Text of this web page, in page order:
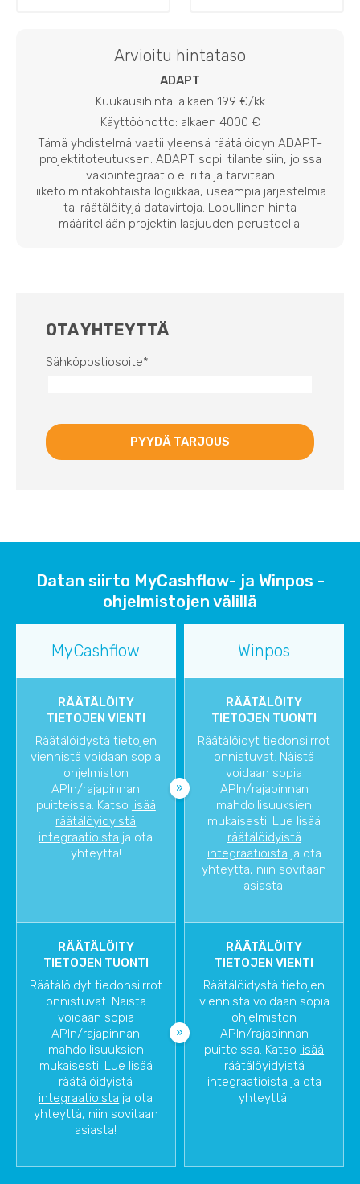
Arvioitu hintataso
ADAPT
Kuukausihinta: alkaen 199 €/kk
Käyttöönotto: alkaen 4000 €
Tämä yhdistelmä vaatii yleensä räätälöidyn ADAPT-
projektitoteutuksen. ADAPT sopii tilanteisiin, joissa
vakiointegraatio ei riitä ja tarvitaan
liiketoimintakohtaista logiikkaa, useampia järjestelmiä
tai räätälöityjä datavirtoja. Lopullinen hinta
määritellään projektin laajuuden perusteella.
OTA YHTEYTTÄ
Sähköpostiosoite*
Datan siirto MyCashflow- ja Winpos -
ohjelmistojen välillä
MyCashflow Winpos
RÄÄTÄLÖITY
TIETOJEN VIENTI
Räätälöidystä tietojen
viennistä voidaan sopia
ohjelmiston
APIn/rajapinnan
puitteissa. Katso lisää
räätälöyidyistä
integraatioista ja ota
yhteyttä!
RÄÄTÄLÖITY
TIETOJEN TUONTI
Räätälöidyt tiedonsiirrot
onnistuvat. Näistä
voidaan sopia
APIn/rajapinnan
mahdollisuuksien
mukaisesti. Lue lisää
räätälöidyistä
integraatioista ja ota
yhteyttä, niin sovitaan
asiasta!
RÄÄTÄLÖITY
TIETOJEN TUONTI
Räätälöidyt tiedonsiirrot
onnistuvat. Näistä
voidaan sopia
APIn/rajapinnan
mahdollisuuksien
mukaisesti. Lue lisää
räätälöidyistä
integraatioista ja ota
yhteyttä, niin sovitaan
asiasta!
RÄÄTÄLÖITY
TIETOJEN VIENTI
Räätälöidystä tietojen
viennistä voidaan sopia
ohjelmiston
APIn/rajapinnan
puitteissa. Katso lisää
räätälöyidyistä
integraatioista ja ota
yhteyttä!